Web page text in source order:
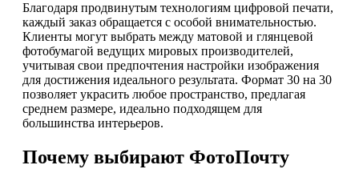
Благодаря продвинутым технологиям цифровой печати,
каждый заказ обращается с особой внимательностью.
Клиенты могут выбрать между матовой и глянцевой
фотобумагой ведущих мировых производителей,
учитывая свои предпочтения настройки изображения
для достижения идеального результата. Формат 30 на 30
позволяет украсить любое пространство, предлагая
среднем размере, идеально подходящем для
большинства интерьеров.
Почему выбирают ФотоПочту